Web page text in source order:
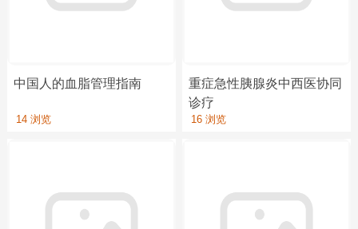
中国人的血脂管理指南
14 浏览
重症急性胰腺炎中西医协同
诊疗
16 浏览